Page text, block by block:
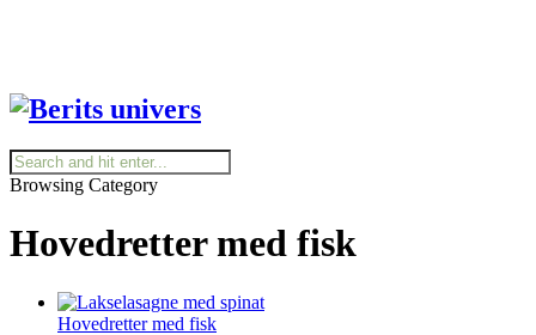
Browsing Category
Hovedretter med fisk
Hovedretter med fisk